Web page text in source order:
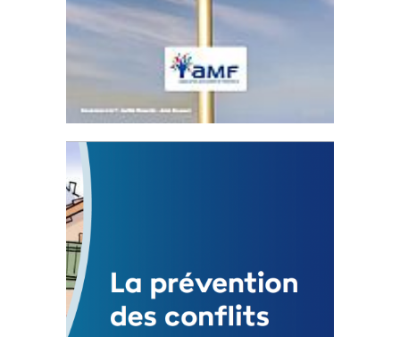
Statut de l’élu local
3 avril 2024
Mise à jour avril 2024
FEUILLETER